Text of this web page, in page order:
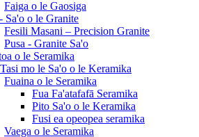
Faiga o le Gaosiga
Sa'o o le Granite
Fesili Masani – Precision Granite
Pusa - Granite Sa'o
o le Seramika
mo le Sa'o o le Keramika
Fuaina o le Seramika
Fua Fa'atafafā Seramika
Pito Sa'o o le Keramika
Fusi ea opeopea seramika
Vaega o le Seramika